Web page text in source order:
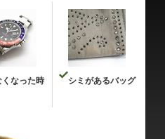
くなった時
シミがあるバッグ